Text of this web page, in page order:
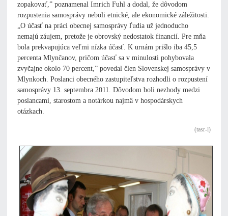
zopakovať,” poznamenal Imrich Fuhl a dodal, že dôvodom
rozpustenia samosprávy neboli etnické, ale ekonomické záležitosti.
„O účasť na práci obecnej samosprávy ľudia už jednoducho
nemajú záujem, pretože je obrovský nedostatok financií. Pre mňa
bola prekvapujúca veľmi nízka účasť. K urnám prišlo iba 45,5
percenta Mlynčanov, pričom účasť sa v minulosti pohybovala
zvyčajne okolo 70 percent,” povedal člen Slovenskej samosprávy v
Mlynkoch. Poslanci obecného zastupiteľstva rozhodli o rozpustení
samosprávy 13. septembra 2011. Dôvodom boli nezhody medzi
poslancami, starostom a notárkou najmä v hospodárskych
otázkach.
(tasr-l)